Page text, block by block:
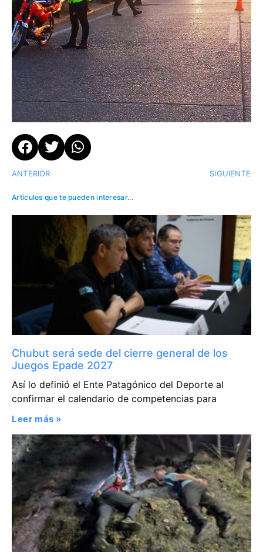
ANTERIOR SIGUIENTE
Artículos que te pueden interesar...
Chubut será sede del cierre general de los
Juegos Epade 2027
Así lo definió el Ente Patagónico del Deporte al
confirmar el calendario de competencias para
Leer más »